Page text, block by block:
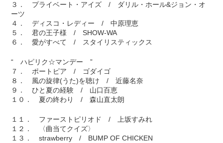
３． プライベート・アイズ / ダリル・ホール&ジョン・オ
ーツ
４． ディスコ・レディー / 中原理恵
５． 君の王子様 / SHOW-WA
６． 愛がすべて / スタイリスティックス
“ ハピリク☆マンデー ”
７． ポートピア / ゴダイゴ
８． 風の旋律(うた)を聴け / 近藤名奈
９． ひと夏の経験 / 山口百恵
１０． 夏の終わり / 森山直太朗
１１． ファーストピリオド / 上坂すみれ
１２． 〈曲当てクイズ〉
１３． strawberry / BUMP OF CHICKEN